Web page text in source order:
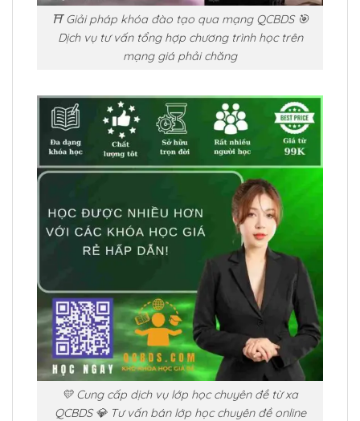
⛩️ Giải pháp khóa đào tạo qua mạng QCBDS 🎯
Dịch vụ tư vấn tổng hợp chương trình học trên
mạng giá phải chăng
💛 Cung cấp dịch vụ lớp học chuyên đề từ xa
QCBDS 💎 Tư vấn bán lớp học chuyên đề online